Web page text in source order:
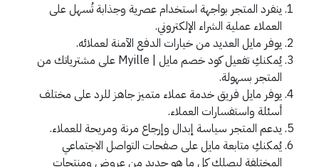
ينفرد المتجر بواجهة استخدام عصرية وجذابة تُسهل على
العملاء عملية الشراء الإلكتروني.
يوفر مايل العديد من خيارات الدفع الآمنة لعملائه.
يُمكنكِ تفعيل كود خصم مايل | Myille على مشترياتك من
المتجر بسهولة.
يوفر مايل فريق خدمة عملاء متميز جاهز للرد على مختلف
أسئلة واستفسارات العملاء.
يدعم المتجر سياسة إبدال وإرجاع مرنة ومريحة للعملاء.
يُمكنكِ متابعة مايل على صفحات التواصل الاجتماعي
المختلفة ليصلك كل ما هو جديد من عروض ومنتجات